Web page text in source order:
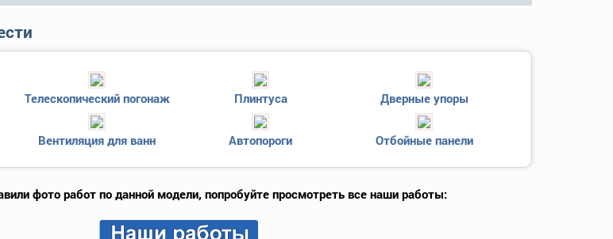
Телескопический погонаж Плинтуса Дверные упоры
Вентиляция для ванн Автопороги Отбойные панели
фото работ по данной модели, попробуйте просмотреть все наши работы: